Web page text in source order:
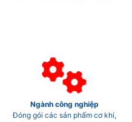
Ngành công nghiệp
Đóng gói các sản phẩm cơ khí,